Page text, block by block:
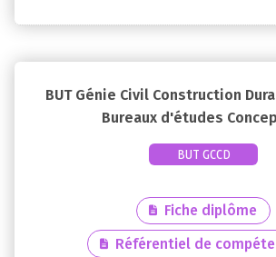
BUT Génie Civil Construction
Bureaux d'études
BUT GCCD
Fiche diplôme
Référentiel de